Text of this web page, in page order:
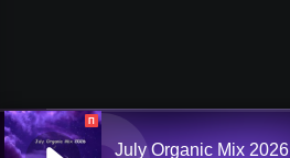
П
July Organic Mix 2026